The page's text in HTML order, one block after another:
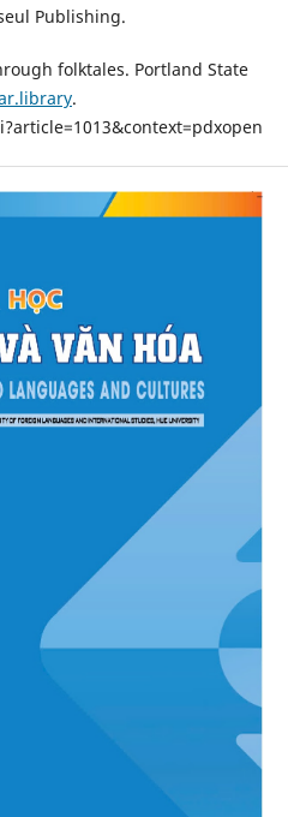
Publishing.
folktales. Portland State
.